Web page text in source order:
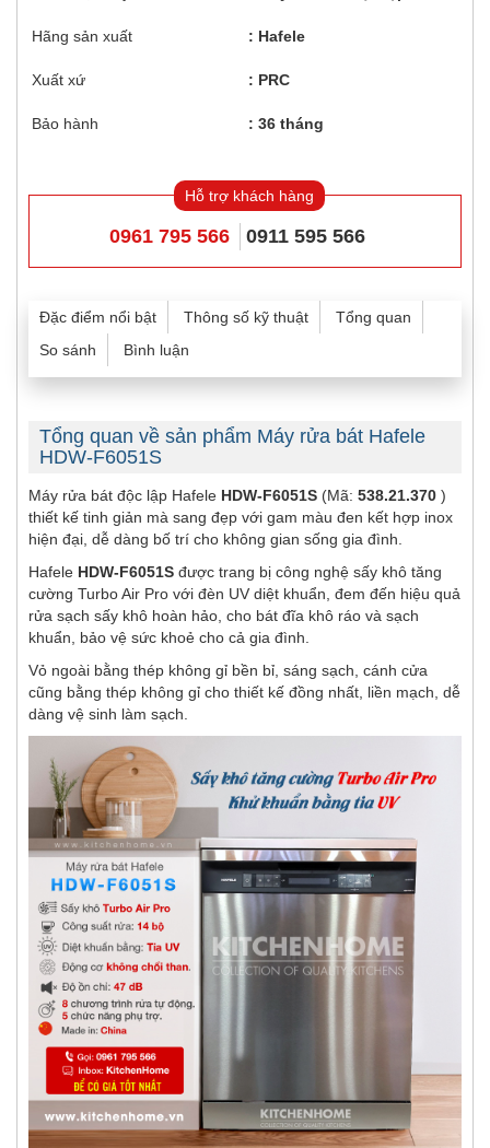
Hãng sản xuất Hafele
Xuất xứ PRC
Bảo hành 36 tháng
Hỗ trợ khách hàng
0961 795 566 0911 595 566
Đặc điểm nổi bật Thông số kỹ thuật
Tổng quan
So sánh
Bình luận
Tổng quan về sản phẩm Máy rửa bát Hafele
HDW-F6051S
Máy rửa bát độc lập Hafele HDW-F6051S (Mã: 538.21.370 )
thiết kế tinh giản mà sang đẹp với gam màu đen kết hợp inox
hiện đại, dễ dàng bố trí cho không gian sống gia đình.
Hafele HDW-F6051S được trang bị công nghệ sấy khô tăng
cường Turbo Air Pro với đèn UV diệt khuẩn, đem đến hiệu quả
rửa sạch sấy khô hoàn hảo, cho bát đĩa khô ráo và sạch
khuẩn, bảo vệ sức khoẻ cho cả gia đình.
Vỏ ngoài bằng thép không gỉ bền bỉ, sáng sạch, cánh cửa
cũng bằng thép không gỉ cho thiết kế đồng nhất, liền mạch, dễ
dàng vệ sinh làm sạch.